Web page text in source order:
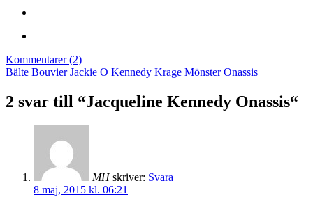
Kommentarer (2)
Bälte Bouvier Jackie O Kennedy Krage Mönster Onassis
2 svar till “Jacqueline Kennedy Onassis“
MH skriver: Svara
8 maj, 2015 kl. 06:21